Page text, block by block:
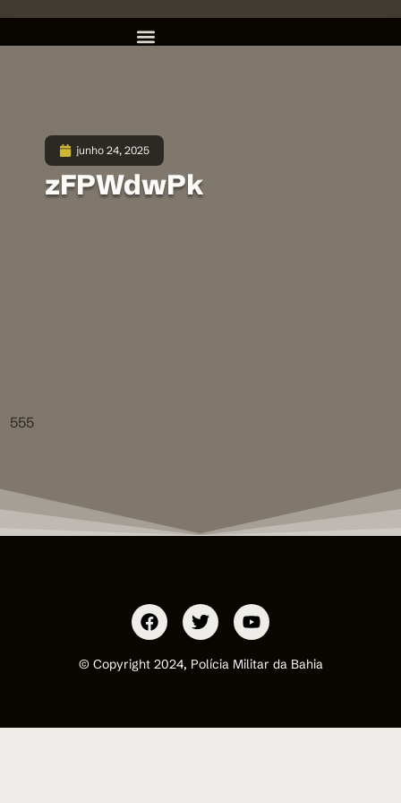
junho 24, 2025
zFPWdwPk
555
© Copyright 2024, Polícia Militar da Bahia